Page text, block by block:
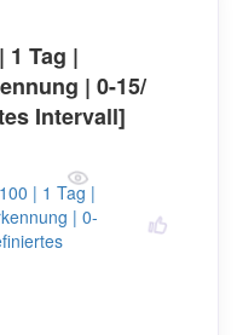
1 Tag |
| 0-15/
Intervall]